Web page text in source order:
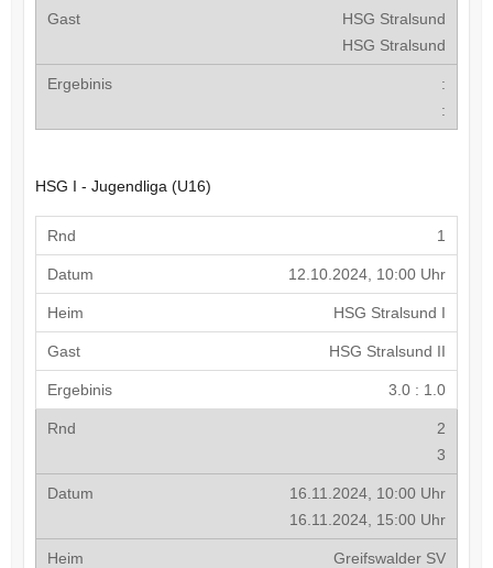
HSG Stralsund
HSG Stralsund
:
:
HSG I - Jugendliga (U16)
1
12.10.2024, 10:00 Uhr
HSG Stralsund I
HSG Stralsund II
3.0 : 1.0
2
3
16.11.2024, 10:00 Uhr
16.11.2024, 15:00 Uhr
Greifswalder SV